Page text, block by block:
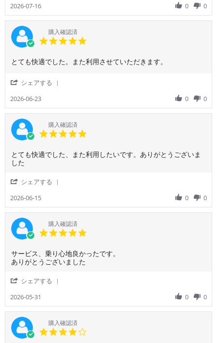
か
っ
の
で
ま
利
し
い
で
す。
者
様
on
16
Jul
2026
japan
by
ご
利
用
者
on
2026-07-16 0 0
購入確認済
Review
ご
利
者
様
on
23
Jun
2026
review
と
て
快
適
で
し
た。
た
利
用
さ
せ
い
た
だ
き
ま
す。
とても快適でした。また利用させていただきます。
シェアする
by
ご
利
用
者
on
2026-06-23 0 0
購入確認済
Review
by
利
用
者
様
on
15
Jun
2026
review
stating
て
も
快
適
で
し
た、
ま
利
用
た
い
で
す。
あ
り
が
と
とても快適でした、また利用したいです。ありがとうございま
した
シェアする
by
ご
利
用
者
on
15
2026-06-15 0 0
購入確認済
Review
by
利
用
者
様
on
31
May
2026
review
stating
ー
ビ
ス、
乗
り
心
地
良
サービス、乗り心地良かったです。
ありがとうございました
シェアする
by
ご
利
用
者
2026-05-31 0 0
購入確認済